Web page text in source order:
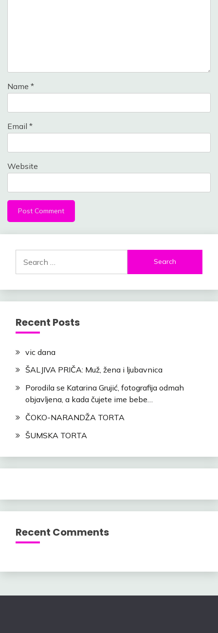
Name *
Email *
Website
for:
Recent Posts
vic dana
ŠALJIVA PRIČA: Muž, žena i ljubavnica
Porodila se Katarina Grujić, fotografija odmah
objavljena, a kada čujete ime bebe…
ČOKO-NARANDŽA TORTA
ŠUMSKA TORTA
Recent Comments